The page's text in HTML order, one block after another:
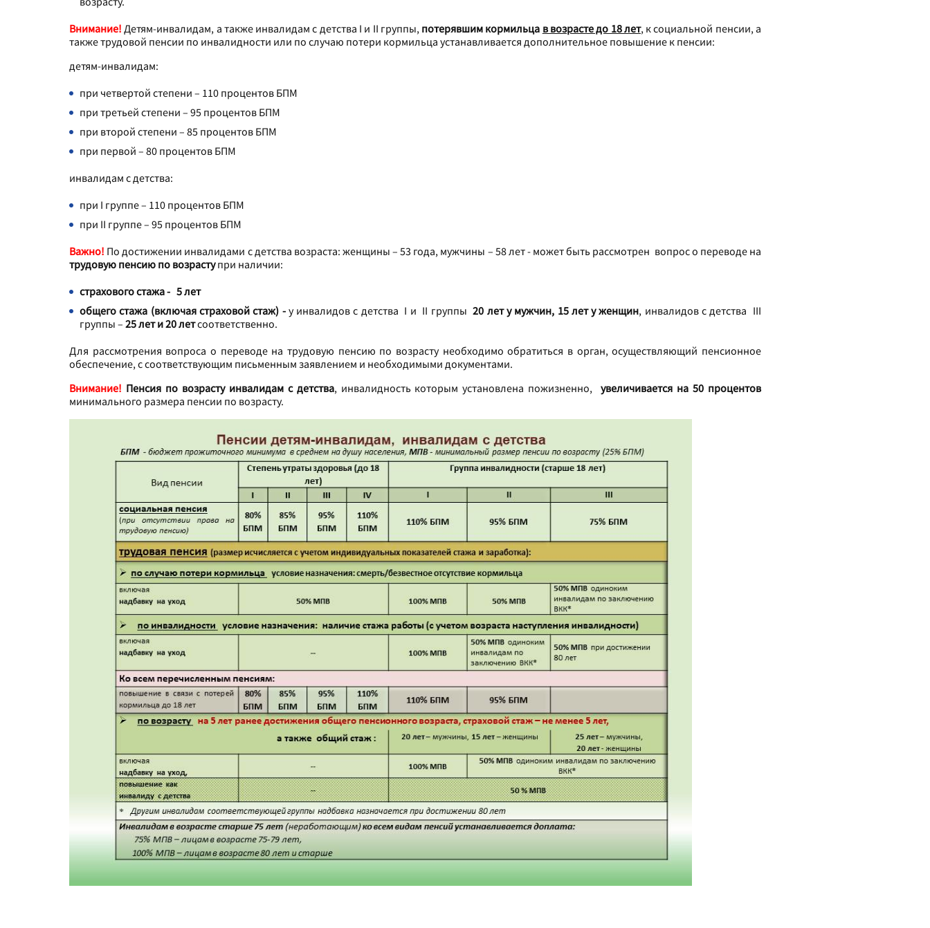
Внимание! Детям-инвалидам, а также инвалидам с детства I и II группы, потерявшим кормильца в возрасте до 18 лет, к социальной пенсии, а
также трудовой пенсии по инвалидности или по случаю потери кормильца устанавливается дополнительное повышение к пенсии:
детям-инвалидам:
при четвертой степени – 110 процентов БПМ
при третьей степени – 95 процентов БПМ
при второй степени – 85 процентов БПМ
при первой – 80 процентов БПМ
инвалидам с детства:
при I группе – 110 процентов БПМ
при II группе – 95 процентов БПМ
Важно! По достижении инвалидами с детства возраста: женщины – 53 года, мужчины – 58 лет - может быть рассмотрен вопрос о переводе на
трудовую пенсию по возраступри наличии:
страхового стажа - 5 лет
общего стажа (включая страховой стаж) - у инвалидов с детства I и II группы20 лет у мужчин, 15 лет у женщин, инвалидов с детства III
группы – 25 лет и 20 летсоответственно.
Для рассмотрения вопроса о переводе на трудовую пенсию по возрасту необходимо обратиться в орган, осуществляющий пенсионное
обеспечение, с соответствующим письменным заявлением и необходимыми документами.
Внимание! Пенсия по возрасту инвалидам с детства, инвалидность которым установлена пожизненно,увеличивается на 50 процентов
минимального размера пенсии по возрасту.